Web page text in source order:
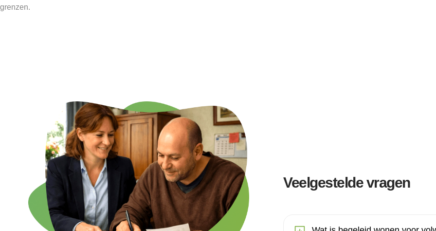
grenzen.
Veelgestelde vragen